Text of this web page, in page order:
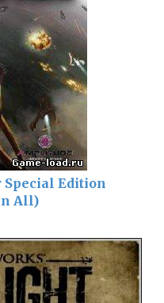
Special Edition
All)